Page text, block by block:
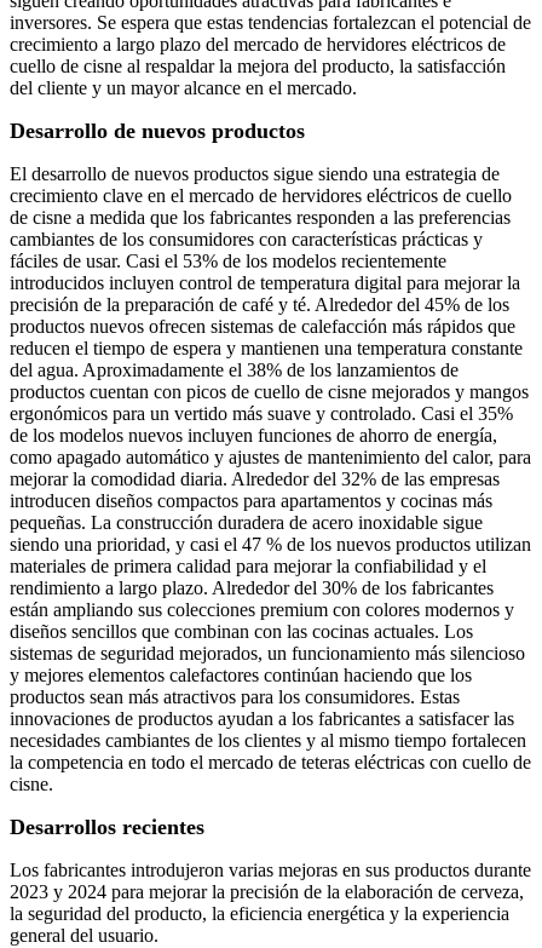
inversores. Se espera que estas tendencias fortalezcan el potencial de
crecimiento a largo plazo del mercado de hervidores eléctricos de
cuello de cisne al respaldar la mejora del producto, la satisfacción
del cliente y un mayor alcance en el mercado.
Desarrollo de nuevos productos
El desarrollo de nuevos productos sigue siendo una estrategia de
crecimiento clave en el mercado de hervidores eléctricos de cuello
de cisne a medida que los fabricantes responden a las preferencias
cambiantes de los consumidores con características prácticas y
fáciles de usar. Casi el 53% de los modelos recientemente
introducidos incluyen control de temperatura digital para mejorar la
precisión de la preparación de café y té. Alrededor del 45% de los
productos nuevos ofrecen sistemas de calefacción más rápidos que
reducen el tiempo de espera y mantienen una temperatura constante
del agua. Aproximadamente el 38% de los lanzamientos de
productos cuentan con picos de cuello de cisne mejorados y mangos
ergonómicos para un vertido más suave y controlado. Casi el 35%
de los modelos nuevos incluyen funciones de ahorro de energía,
como apagado automático y ajustes de mantenimiento del calor, para
mejorar la comodidad diaria. Alrededor del 32% de las empresas
introducen diseños compactos para apartamentos y cocinas más
pequeñas. La construcción duradera de acero inoxidable sigue
siendo una prioridad, y casi el 47 % de los nuevos productos utilizan
materiales de primera calidad para mejorar la confiabilidad y el
rendimiento a largo plazo. Alrededor del 30% de los fabricantes
están ampliando sus colecciones premium con colores modernos y
diseños sencillos que combinan con las cocinas actuales. Los
sistemas de seguridad mejorados, un funcionamiento más silencioso
y mejores elementos calefactores continúan haciendo que los
productos sean más atractivos para los consumidores. Estas
innovaciones de productos ayudan a los fabricantes a satisfacer las
necesidades cambiantes de los clientes y al mismo tiempo fortalecen
la competencia en todo el mercado de teteras eléctricas con cuello de
cisne.
Desarrollos recientes
Los fabricantes introdujeron varias mejoras en sus productos durante
2023 y 2024 para mejorar la precisión de la elaboración de cerveza,
la seguridad del producto, la eficiencia energética y la experiencia
general del usuario.